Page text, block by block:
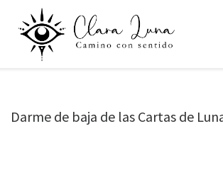
Saltar al contenido
Darme de baja de las Cartas de